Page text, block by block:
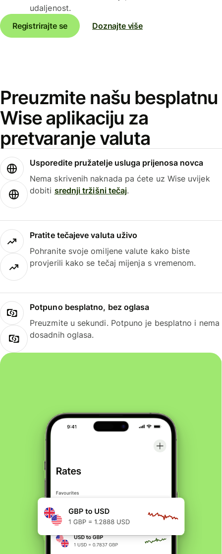
udaljenost.
Registrirajte se
Doznajte više
Preuzmite našu besplatnu
Wise aplikaciju za
pretvaranje valuta
Usporedite pružatelje usluga prijenosa novca
Nema skrivenih naknada pa ćete uz Wise uvijek
dobiti srednji tržišni tečaj.
Pratite tečajeve valuta uživo
Pohranite svoje omiljene valute kako biste
provjerili kako se tečaj mijenja s vremenom.
Potpuno besplatno, bez oglasa
Preuzmite u sekundi. Potpuno je besplatno i nema
dosadnih oglasa.